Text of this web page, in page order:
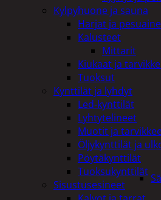
Kylpyhuone ja sauna
Harjat ja
Kalusteet
Mittarit
Kiukaat ja
Tuoksut
Kynttilät ja lyhdyt
Led-kynttilät
Lyhtytelineet
Muotit ja
Öljykynttilät ja
Pöytäkynttilät
Tuoksukynttilät
Sisustusesineet